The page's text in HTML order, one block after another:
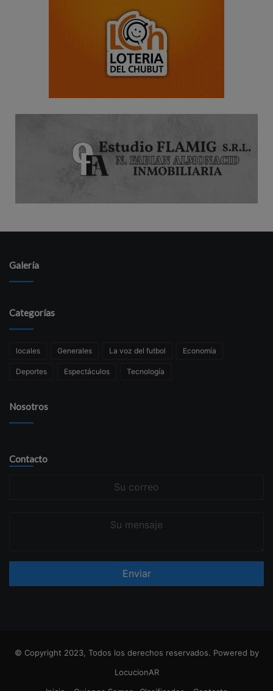
Galería
Categorías
locales Generales La voz del futbol Economía
Deportes Espectáculos Tecnología
Nosotros
Contacto
© Copyright 2023, Todos los derechos reservados. Powered by
LocucionAR